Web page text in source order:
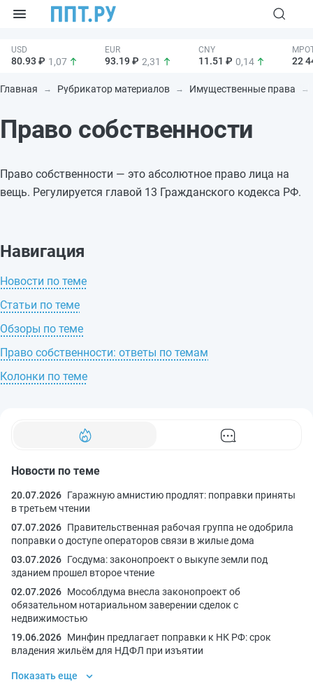
80.93 ₽ 1,07 93.19 ₽ 2,31 11.51 ₽ 0,14 22
Главная Рубрикатор материалов Имущественные права
Право собственности
Право собственности — это абсолютное право лица на
вещь. Регулируется главой 13 Гражданского кодекса РФ.
Новости по теме
20.07.2026 Гаражную амнистию продлят: поправки приняты
в третьем чтении
07.07.2026 Правительственная рабочая группа не одобрила
поправки о доступе операторов связи в жилые дома
03.07.2026 Госдума: законопроект о выкупе земли под
зданием прошел второе чтение
02.07.2026 Мособлдума внесла законопроект об
обязательном нотариальном заверении сделок с
недвижимостью
19.06.2026 Минфин предлагает поправки к НК РФ: срок
владения жильём для НДФЛ при изъятии
Показать еще
Навигация
Новости по теме
Статьи по теме
Обзоры по теме
Право собственности: ответы по темам
Колонки по теме